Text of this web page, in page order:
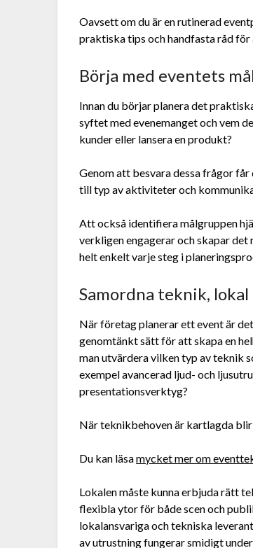
Oavsett om du är en rutinerad
praktiska tips och handfasta råd
Börja med eventets
Innan du börjar planera det
syftet med evenemanget och vem
kunder eller lansera en produkt?
Genom att besvara dessa frågor
till typ av aktiviteter och
Att också identifiera målgruppen
verkligen engagerar och skapar
helt enkelt varje steg i
Samordna teknik,
När företag planerar ett event är
genomtänkt sätt för att skapa en
man utvärdera vilken typ av teknik
exempel avancerad ljud- och
presentationsverktyg?
När teknikbehoven är kartlagda
Du kan läsamycket mer om
Lokalen måste kunna erbjuda rätt
flexibla ytor för både scen och
lokalansvariga och tekniska
av utrustning fungerar smidigt